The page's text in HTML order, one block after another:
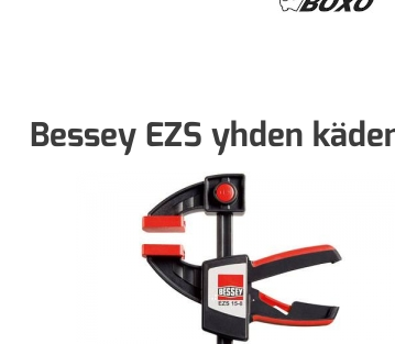
Bessey EZS yhden